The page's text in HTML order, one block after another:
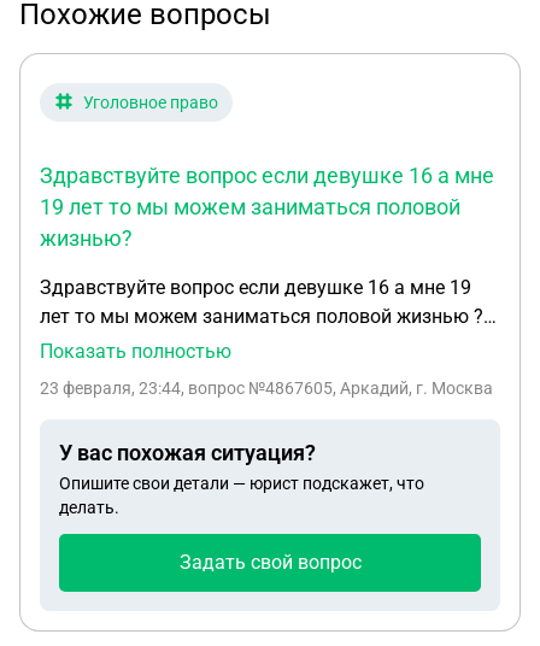
Похожие вопросы
Уголовное право
Здравствуйте вопрос если девушке 16 а мне
19 лет то мы можем заниматься половой
жизнью?
Здравствуйте вопрос если девушке 16 а мне 19
лет то мы можем заниматься половой жизнью ?
Если да то как это можно сделать законно что бы
уведомить ее родителей об этом. И еще вопрос
половую жизнь то могут ли ее родители мне что
то сделать
Показать полностью
23 февраля, 23:44, вопрос №4867605, Аркадий, г. Москва
У вас похожая ситуация?
Опишите свои детали — юрист подскажет, что
делать.
Задать свой вопрос